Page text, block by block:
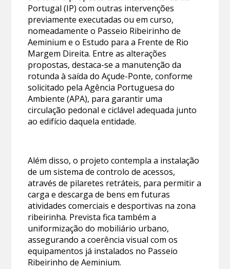
Portugal (IP) com outras intervenções
previamente executadas ou em curso,
nomeadamente o Passeio Ribeirinho de
Aeminium e o Estudo para a Frente de Rio
Margem Direita. Entre as alterações
propostas, destaca-se a manutenção da
rotunda à saída do Açude-Ponte, conforme
solicitado pela Agência Portuguesa do
Ambiente (APA), para garantir uma
circulação pedonal e ciclável adequada junto
ao edifício daquela entidade.
Além disso, o projeto contempla a instalação
de um sistema de controlo de acessos,
através de pilaretes retráteis, para permitir a
carga e descarga de bens em futuras
atividades comerciais e desportivas na zona
ribeirinha. Prevista fica também a
uniformização do mobiliário urbano,
assegurando a coerência visual com os
equipamentos já instalados no Passeio
Ribeirinho de Aeminium.